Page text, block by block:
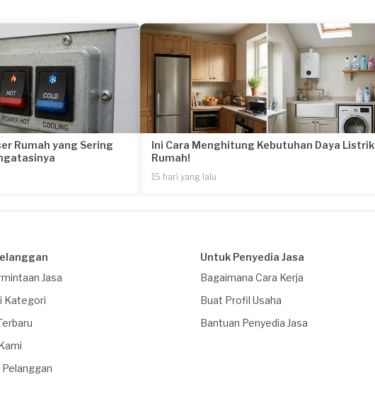
Rumah yang Sering
Ini Cara Menghitung Kebutuhan Daya Listrik
Rumah!
15 hari yang lalu
Jasa
Kategori
Untuk Penyedia Jasa
Bagaimana Cara Kerja
Buat Profil Usaha
Bantuan Penyedia Jasa